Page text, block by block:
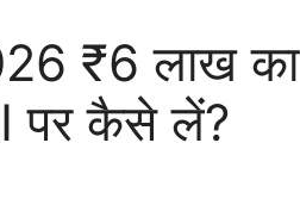
₹6 लाख का
पर कैसे लें?